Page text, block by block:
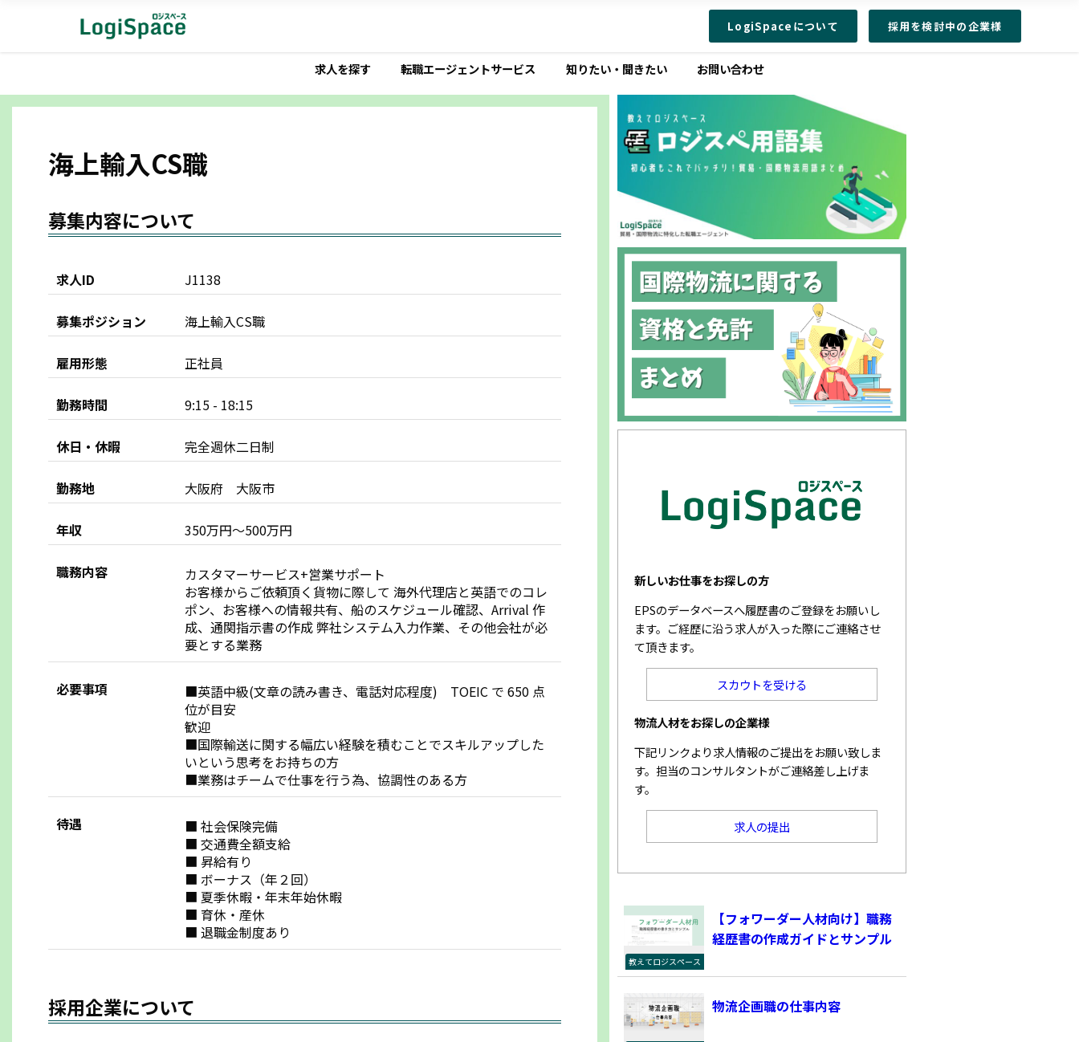
LogiSpaceについて 採用を検討中の企業様
求人を探す 転職エージェントサービス 知りたい・聞きたい お問い合わせ
海上輸入CS職
募集内容について
求人ID J1138
募集ポジション 海上輸入CS職
雇用形態 正社員
勤務時間 9:15 - 18:15
休日・休暇 完全週休二日制
勤務地 大阪府 大阪市
年収 350万円～500万円
職務内容
カスタマーサービス+営業サポート
お客様からご依頼頂く貨物に際して 海外代理店と英語でのコレ
ポン、お客様への情報共有、船のスケジュール確認、Arrival 作
成、通関指示書の作成 弊社システム入力作業、その他会社が必
要とする業務
必要事項
■英語中級(文章の読み書き、電話対応程度) TOEIC で 650 点
位が目安
歓迎
■国際輸送に関する幅広い経験を積むことでスキルアップした
いという思考をお持ちの方
■業務はチームで仕事を行う為、協調性のある方
待遇
■ 社会保険完備
■ 交通費全額支給
■ 昇給有り
■ ボーナス（年２回）
■ 夏季休暇・年末年始休暇
■ 育休・産休
■ 退職金制度あり
採用企業について
新しいお仕事をお探しの方
EPSのデータベースへ履歴書のご登録をお願いし
ます。ご経歴に沿う求人が入った際にご連絡させ
て頂きます。
スカウトを受ける
物流人材をお探しの企業様
下記リンクより求人情報のご提出をお願い致しま
す。担当のコンサルタントがご連絡差し上げま
す。
求人の提出
教えてロジスペース
【フォワーダー人材向け】職務
経歴書の作成ガイドとサンプル
物流企画職の仕事内容